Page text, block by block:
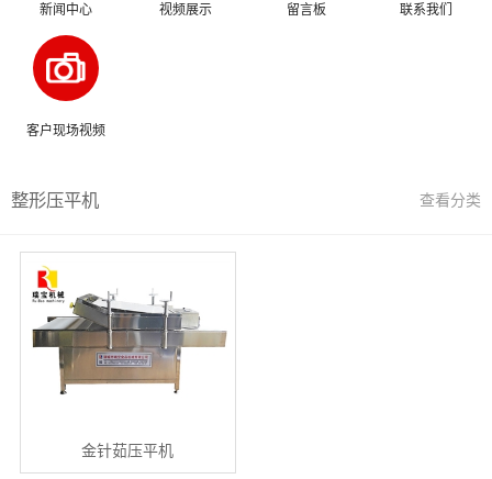
新闻中心 视频展示 留言板 联系我们
客户现场视频
整形压平机 查看分类
金针茹压平机